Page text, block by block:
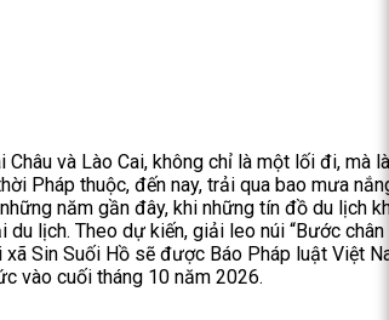
và Lào Cai, không chỉ là một lối đi, mà
Pháp thuộc, đến nay, trải qua bao mưa
năm gần đây, khi những tín đồ du lịch
lịch. Theo dự kiến, giải leo núi “Bước
Sin Suối Hồ sẽ được Báo Pháp luật Việt
vào cuối tháng 10 năm 2026.